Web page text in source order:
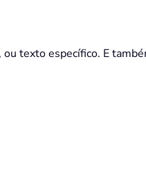
ou texto específico. E